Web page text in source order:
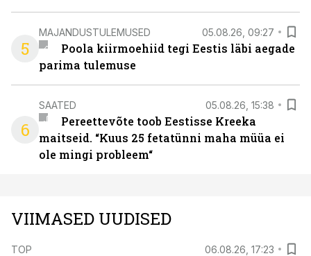
5
MAJANDUSTULEMUSED 05.08.26, 09:27
Poola kiirmoehiid tegi Eestis läbi aegade
parima tulemuse
6
SAATED 05.08.26, 15:38
Pereettevõte toob Eestisse Kreeka
maitseid. “Kuus 25 fetatünni maha müüa ei
ole mingi probleem“
VIIMASED UUDISED
TOP 06.08.26, 17:23